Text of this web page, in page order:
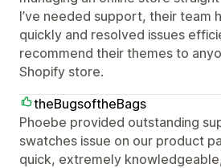
I’ve needed support, their team
quickly and resolved issues
recommend their themes to
Shopify store.
theBugsoftheBags
Phoebe provided outstanding
swatches issue on our product
quick, extremely